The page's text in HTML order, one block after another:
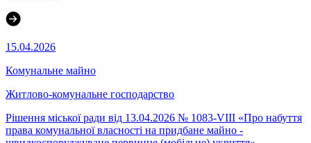
15.04.2026
Комунальне майно
Житлово-комунальне господарство
Рішення міської ради від 13.04.2026 № 1083-VIII «Про набуття
права комунальної власності на придбане майно -